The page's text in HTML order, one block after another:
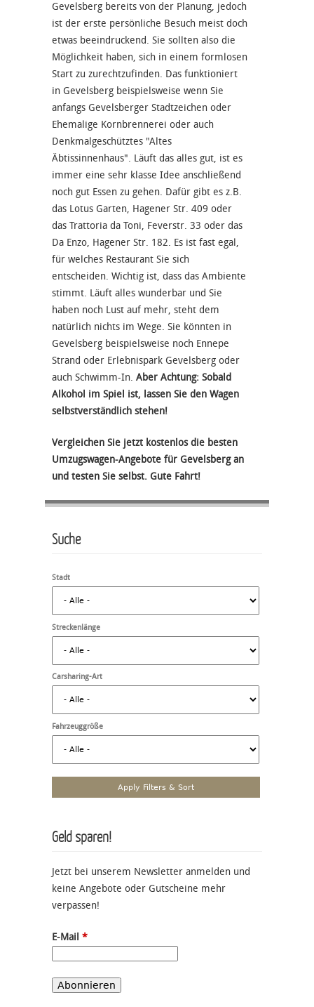
Gevelsberg bereits von der Planung, jedoch
ist der erste persönliche Besuch meist doch
etwas beeindruckend. Sie sollten also die
Möglichkeit haben, sich in einem formlosen
Start zu zurechtzufinden. Das funktioniert
in Gevelsberg beispielsweise wenn Sie
anfangs Gevelsberger Stadtzeichen oder
Ehemalige Kornbrennerei oder auch
Denkmalgeschütztes "Altes
Äbtissinnenhaus". Läuft das alles gut, ist es
immer eine sehr klasse Idee anschließend
noch gut Essen zu gehen. Dafür gibt es z.B.
das Lotus Garten, Hagener Str. 409 oder
das Trattoria da Toni, Feverstr. 33 oder das
Da Enzo, Hagener Str. 182. Es ist fast egal,
für welches Restaurant Sie sich
entscheiden. Wichtig ist, dass das Ambiente
stimmt. Läuft alles wunderbar und Sie
haben noch Lust auf mehr, steht dem
natürlich nichts im Wege. Sie könnten in
Gevelsberg beispielsweise noch Ennepe
Strand oder Erlebnispark Gevelsberg oder
auch Schwimm-In. Aber Achtung: Sobald
Alkohol im Spiel ist, lassen Sie den Wagen
selbstverständlich stehen!
Vergleichen Sie jetzt kostenlos die besten
Umzugswagen-Angebote für Gevelsberg an
und testen Sie selbst. Gute Fahrt!
Suche
Stadt
Streckenlänge
Carsharing-Art
Fahrzeuggröße
Geld sparen!
Jetzt bei unserem Newsletter anmelden und
keine Angebote oder Gutscheine mehr
verpassen!
E-Mail *